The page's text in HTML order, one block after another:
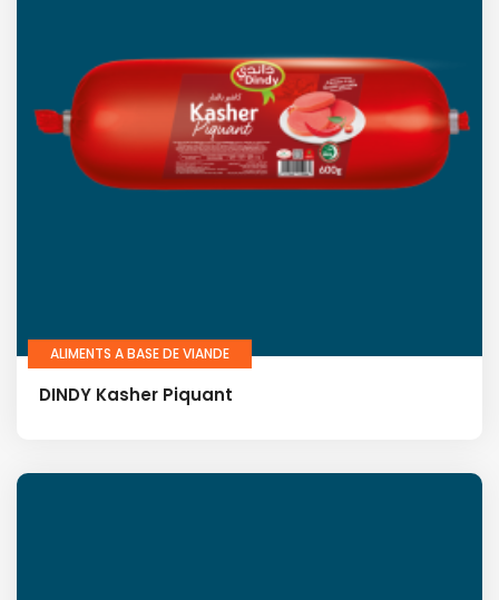
ALIMENTS A BASE DE VIANDE
DINDY Kasher Piquant